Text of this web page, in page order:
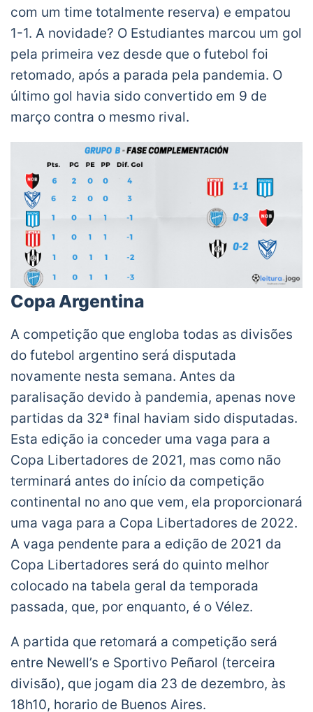
com um time totalmente reserva) e empatou
1-1. A novidade? O Estudiantes marcou um gol
pela primeira vez desde que o futebol foi
retomado, após a parada pela pandemia. O
último gol havia sido convertido em 9 de
março contra o mesmo rival.
Copa Argentina
A competição que engloba todas as divisões
do futebol argentino será disputada
novamente nesta semana. Antes da
paralisação devido à pandemia, apenas nove
partidas da 32ª final haviam sido disputadas.
Esta edição ia conceder uma vaga para a
Copa Libertadores de 2021, mas como não
terminará antes do início da competição
continental no ano que vem, ela proporcionará
uma vaga para a Copa Libertadores de 2022.
A vaga pendente para a edição de 2021 da
Copa Libertadores será do quinto melhor
colocado na tabela geral da temporada
passada, que, por enquanto, é o Vélez.
A partida que retomará a competição será
entre Newell’s e Sportivo Peñarol (terceira
divisão), que jogam dia 23 de dezembro, às
18h10, horario de Buenos Aires.